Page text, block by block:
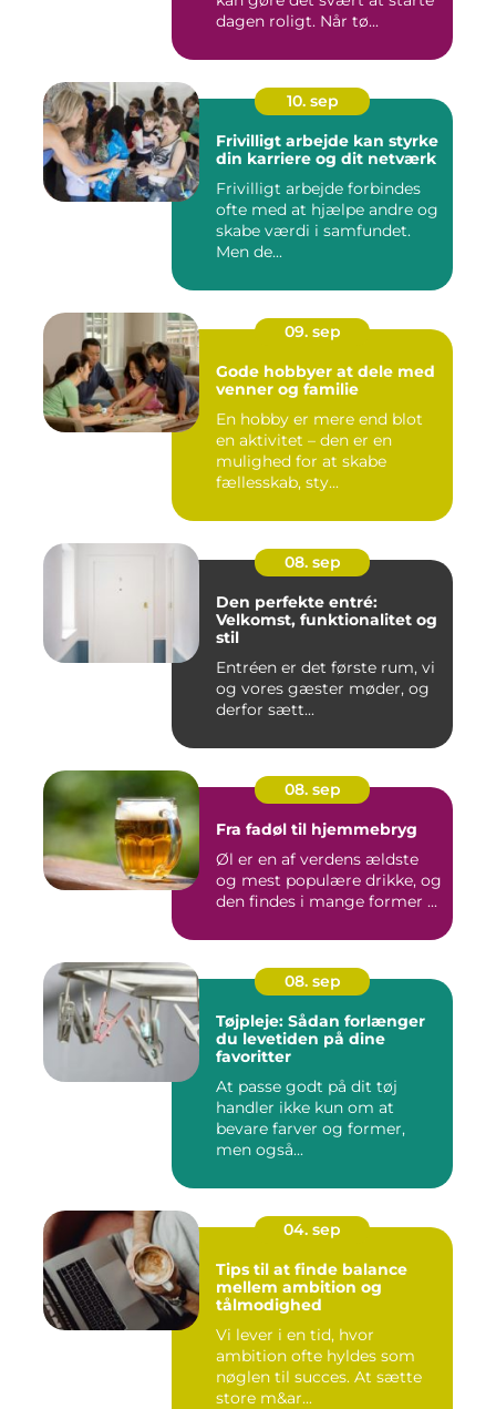
dagen roligt. Når tø...
10. sep
Frivilligt arbejde kan styrke
din karriere og dit netværk
Frivilligt arbejde forbindes
ofte med at hjælpe andre og
skabe værdi i samfundet.
Men de...
09. sep
Gode hobbyer at dele med
venner og familie
En hobby er mere end blot
en aktivitet – den er en
mulighed for at skabe
fællesskab, sty...
08. sep
Den perfekte entré:
Velkomst, funktionalitet og
stil
Entréen er det første rum, vi
og vores gæster møder, og
derfor sætt...
08. sep
Fra fadøl til hjemmebryg
Øl er en af verdens ældste
og mest populære drikke, og
den findes i mange former ...
08. sep
Tøjpleje: Sådan forlænger
du levetiden på dine
favoritter
At passe godt på dit tøj
handler ikke kun om at
bevare farver og former,
men også...
04. sep
Tips til at finde balance
mellem ambition og
tålmodighed
Vi lever i en tid, hvor
ambition ofte hyldes som
nøglen til succes. At sætte
store m&ar...